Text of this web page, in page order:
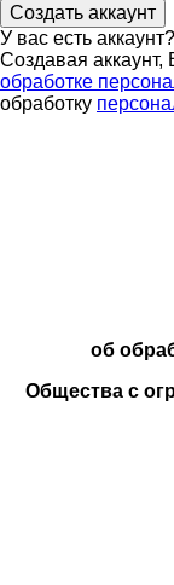
Создать аккаунт
У вас есть аккаунт?
Создавая
обработке
обработку
об
Общества с